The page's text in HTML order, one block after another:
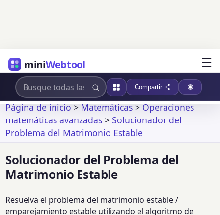
miniWebtool ☰
Compartir
Página de inicio>Matemáticas>Operaciones
matemáticas avanzadas > Solucionador del
Problema del Matrimonio Estable
Solucionador del Problema del
Matrimonio Estable
Resuelva el problema del matrimonio estable /
emparejamiento estable utilizando el algoritmo de